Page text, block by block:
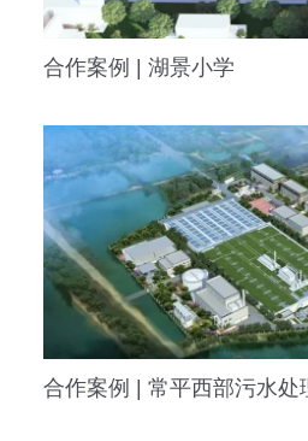
合作案例 | 湖景小学
合作案例 | 常平西部污水处